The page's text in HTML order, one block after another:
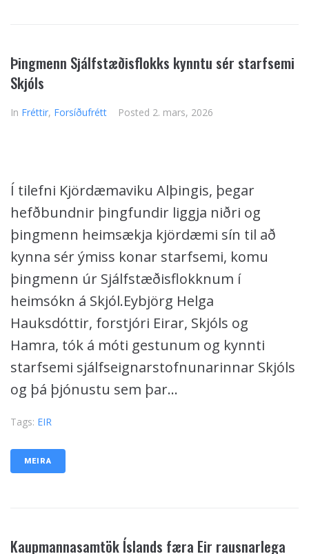
Þingmenn Sjálfstæðisflokks kynntu sér starfsemi
Skjóls
In Fréttir, Forsíðufrétt Posted 2. mars, 2026
Í tilefni Kjördæmaviku Alþingis, þegar
hefðbundnir þingfundir liggja niðri og
þingmenn heimsækja kjördæmi sín til að
kynna sér ýmiss konar starfsemi, komu
þingmenn úr Sjálfstæðisflokknum í
heimsókn á Skjól.Eybjörg Helga
Hauksdóttir, forstjóri Eirar, Skjóls og
Hamra, tók á móti gestunum og kynnti
starfsemi sjálfseignarstofnunarinnar Skjóls
og þá þjónustu sem þar...
Tags: EIR
MEIRA
Kaupmannasamtök Íslands færa Eir rausnarlega